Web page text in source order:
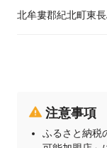
北牟婁郡紀北町東
注意事項
ふるさと納税